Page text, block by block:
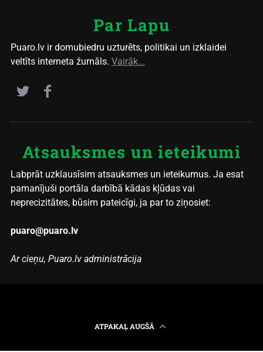
Par Lapu
Puaro.lv ir domubiedru uzturēts, politikai un izklaidei
veltīts interneta žurnāls. Vairāk...
Atsauksmes un ieteikumi
Labprāt uzklausīsim atsauksmes un ieteikumus. Ja esat
pamanījuši portāla darbībā kādas kļūdas vai
neprecizitātes, būsim pateicīgi, ja par to ziņosiet:
puaro@puaro.lv
Ar cieņu, Puaro.lv administrācija
ATPAKAĻ AUGŠĀ